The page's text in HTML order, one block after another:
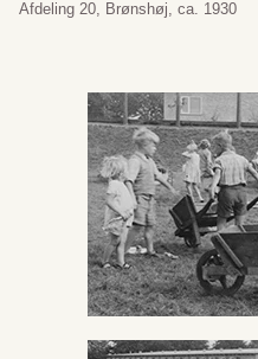
Afdeling 20, Brønshøj, ca. 1930